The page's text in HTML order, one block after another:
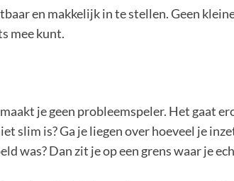
en makkelijk in te stellen. Geen
mee kunt.
je geen probleemspeler. Het gaat
slim is? Ga je liegen over hoeveel je
was? Dan zit je op een grens waar je